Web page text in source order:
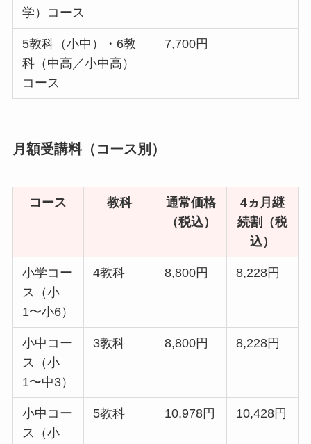
学）コース
5教科（小中）・6教
科（中高／小中高）
コース
7,700円
月額受講料（コース別）
コース 教科
通常価格
（税込）
4ヵ月継
続割（税
込）
小学コー
ス（小
1〜小6）
4教科 8,800円 8,228円
小中コー
ス（小
1〜中3）
3教科 8,800円 8,228円
小中コー
ス（小
5教科 10,978円 10,428円